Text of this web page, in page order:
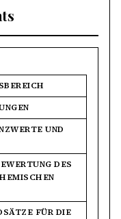
UND
DES
FÜR DIE